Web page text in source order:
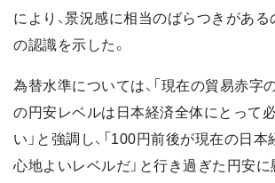
により、景況感に相当のばらつきがある
の認識を示した。
為替水準については、「現在の貿易赤字
の円安レベルは日本経済全体にとって
い」と強調し、「100円前後が現在の日
心地よいレベルだ」と行き過ぎた円安に